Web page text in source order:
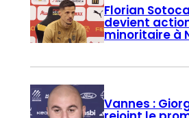
Florian
devient
minoritaire à
Vannes :